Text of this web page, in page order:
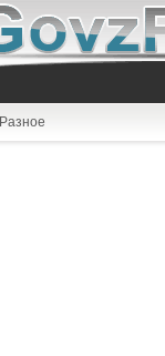
Разное